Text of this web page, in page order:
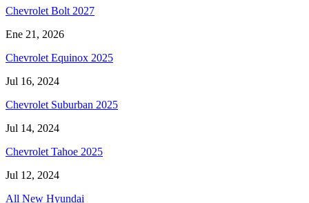
Chevrolet Bolt 2027
Ene 21, 2026
Chevrolet Equinox 2025
Jul 16, 2024
Chevrolet Suburban 2025
Jul 14, 2024
Chevrolet Tahoe 2025
Jul 12, 2024
All New Hyundai